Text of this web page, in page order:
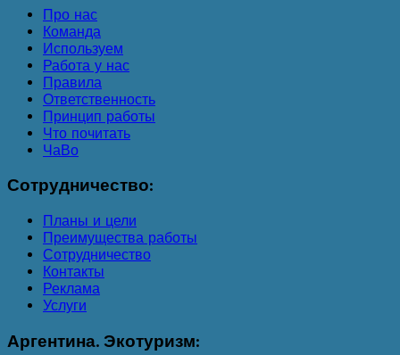
Про нас
Команда
Используем
Работа у нас
Правила
Ответственность
Принцип работы
Что почитать
ЧаВо
Сотрудничество:
Планы и цели
Преимущества работы
Сотрудничество
Контакты
Реклама
Услуги
Аргентина. Экотуризм: